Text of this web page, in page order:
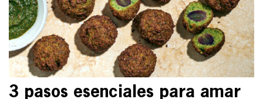
3 pasos esenciales para amar